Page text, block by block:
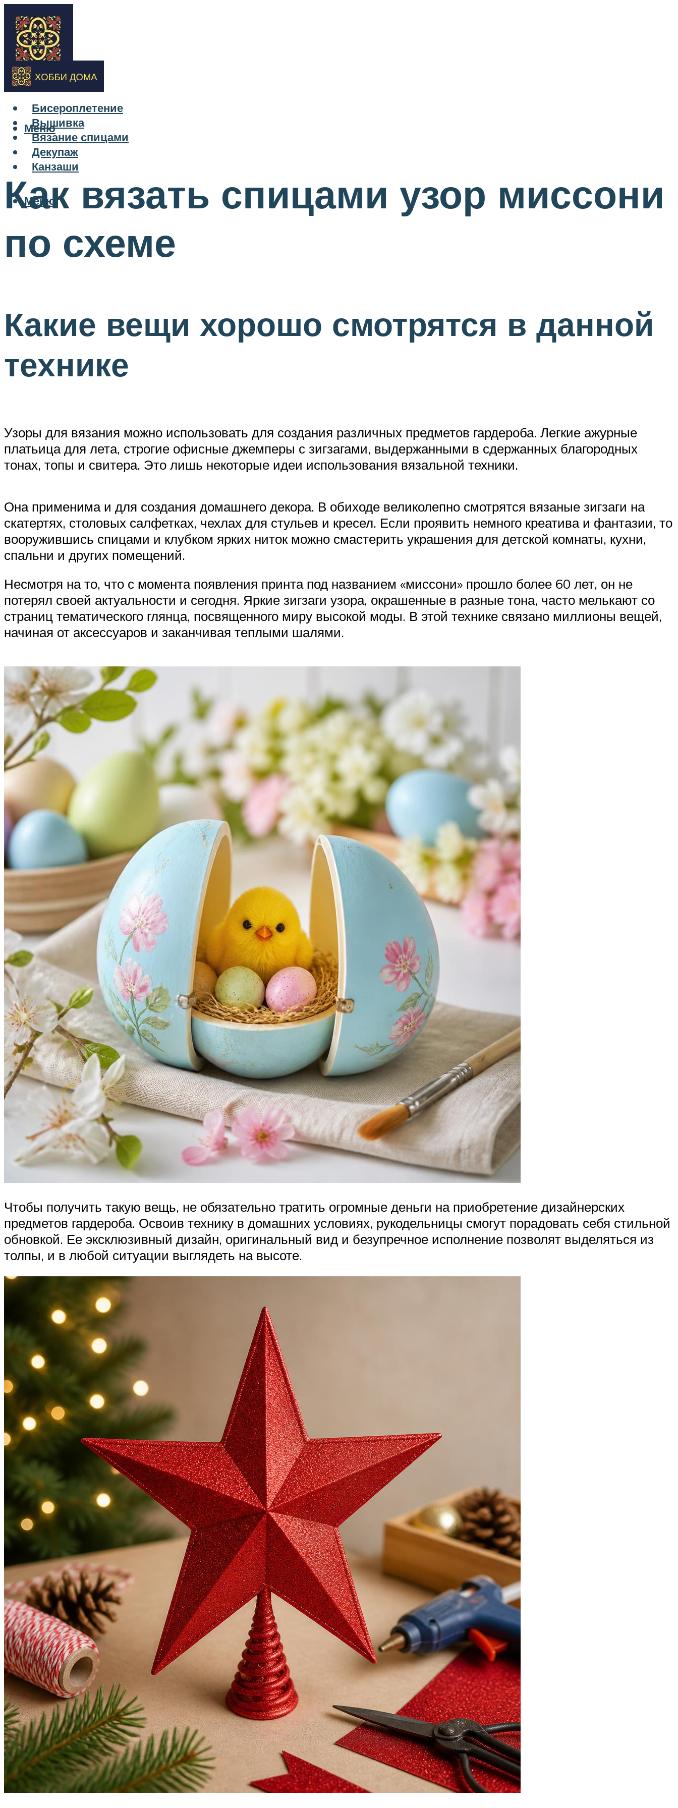
Бисероплетение
Вышивка
Вязание спицами
Декупаж
Канзаши
Меню
Меню
Как вязать спицами узор миссони
по схеме
Какие вещи хорошо смотрятся в данной
технике
Узоры для вязания можно использовать для создания различных предметов гардероба. Легкие ажурные
платьица для лета, строгие офисные джемперы с зигзагами, выдержанными в сдержанных благородных
тонах, топы и свитера. Это лишь некоторые идеи использования вязальной техники.
Она применима и для создания домашнего декора. В обиходе великолепно смотрятся вязаные зигзаги на
скатертях, столовых салфетках, чехлах для стульев и кресел. Если проявить немного креатива и фантазии, то
вооружившись спицами и клубком ярких ниток можно смастерить украшения для детской комнаты, кухни,
спальни и других помещений.
Несмотря на то, что с момента появления принта под названием «миссони» прошло более 60 лет, он не
потерял своей актуальности и сегодня. Яркие зигзаги узора, окрашенные в разные тона, часто мелькают со
страниц тематического глянца, посвященного миру высокой моды. В этой технике связано миллионы вещей,
начиная от аксессуаров и заканчивая теплыми шалями.
Чтобы получить такую вещь, не обязательно тратить огромные деньги на приобретение дизайнерских
предметов гардероба. Освоив технику в домашних условиях, рукодельницы смогут порадовать себя стильной
обновкой. Ее эксклюзивный дизайн, оригинальный вид и безупречное исполнение позволят выделяться из
толпы, и в любой ситуации выглядеть на высоте.